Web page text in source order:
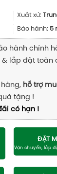
Xuất xứ:
Bảo hành: 5
hành chính
& lắp đặt toàn
hỗ trợ
tặng !
có hạn !
ĐẶT